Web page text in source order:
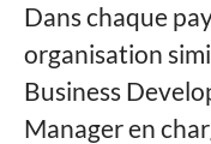
Dans chaque
organisation
Business
Manager en